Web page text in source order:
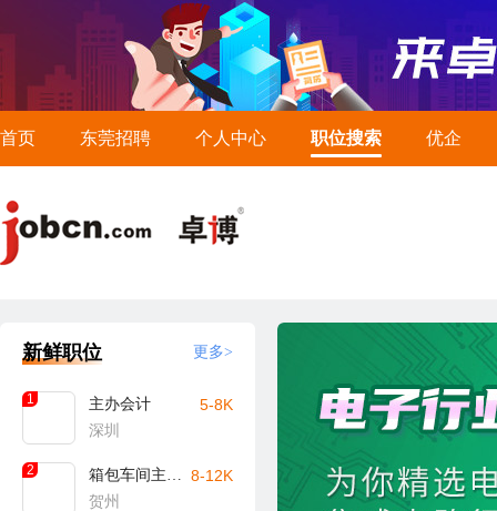
首页 东莞招聘 个人中心 职位搜索 优企
新鲜职位 更多>
1
主办会计
深圳
5-8K
2
箱包车间主任/主管（贺州）
贺州
8-12K